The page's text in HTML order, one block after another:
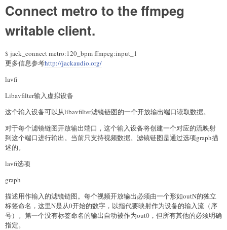
Connect metro to the ffmpeg
writable client.
$ jack_connect metro:120_bpm ffmpeg:input_1
更多信息参考http://jackaudio.org/
lavfi
Libavfilter输入虚拟设备
这个输入设备可以从libavfilter滤镜链图的一个开放输出端口读取数据。
对于每个滤镜链图开放输出端口，这个输入设备将创建一个对应的流映射
到这个端口进行输出。当前只支持视频数据。滤镜链图是通过选项graph描
述的。
lavfi选项
graph
描述用作输入的滤镜链图。每个视频开放输出必须由一个形如outN的独立
标签命名，这里N是从0开始的数字，以指代要映射作为设备的输入流（序
号）。第一个没有标签命名的输出自动被作为out0，但所有其他的必须明确
指定。